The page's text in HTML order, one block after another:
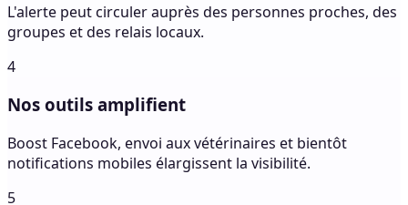
L'alerte peut circuler auprès des personnes proches, des
groupes et des relais locaux.
4
Nos outils amplifient
Boost Facebook, envoi aux vétérinaires et bientôt
notifications mobiles élargissent la visibilité.
5